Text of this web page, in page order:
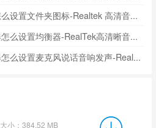
Realtek 高清音频管理器怎么设置文件夹图标-Realtek 高清音频管理器设置文件夹图标的方法
RealTek高清晰音频管理器怎么设置均衡器-RealTek高清晰音频管理器设置均衡器的方法
RealTek高清晰音频管理器怎么设置麦克风说话音响发声-RealTek高清晰音频管理器麦克风说话音响发声的方法
大小：384.52 MB